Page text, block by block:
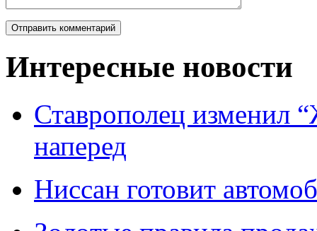
Интересные новости
Ставрополец изменил
наперед
Ниссан готовит